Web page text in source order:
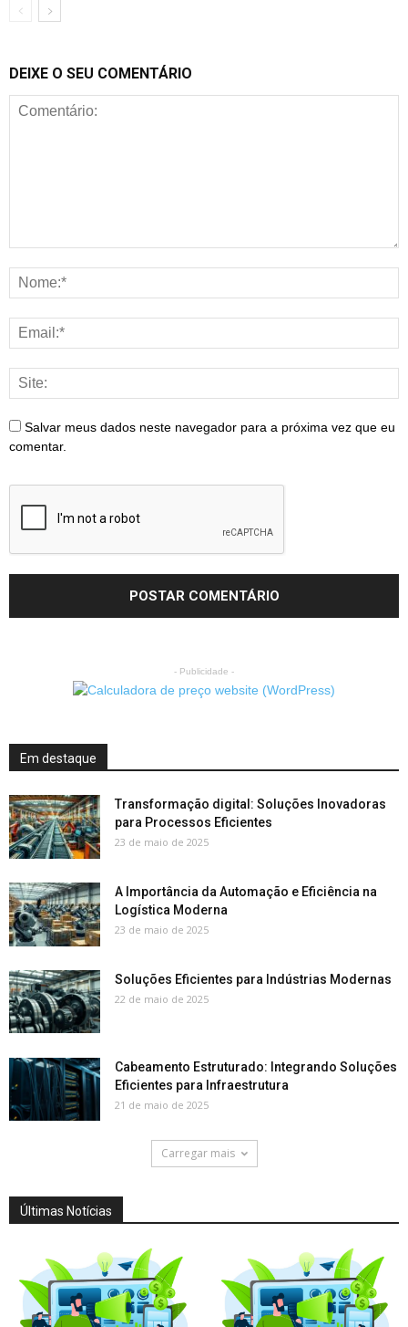
DEIXE O SEU COMENTÁRIO
Salvar meus dados neste navegador para a próxima vez que eu
comentar.
- Publicidade -
Em destaque
Transformação digital: Soluções Inovadoras
para Processos Eficientes
23 de maio de 2025
A Importância da Automação e Eficiência na
Logística Moderna
23 de maio de 2025
Soluções Eficientes para Indústrias Modernas
22 de maio de 2025
Cabeamento Estruturado: Integrando Soluções
Eficientes para Infraestrutura
21 de maio de 2025
Carregar mais
Últimas Notícias